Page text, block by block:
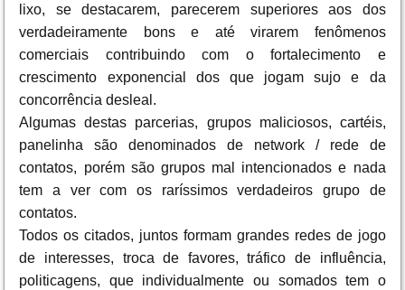
lixo, se destacarem, parecerem superiores aos dos
verdadeiramente bons e até virarem fenômenos
comerciais contribuindo com o fortalecimento e
crescimento exponencial dos que jogam sujo e da
concorrência desleal.
Algumas destas parcerias, grupos maliciosos, cartéis,
panelinha são denominados de network / rede de
contatos, porém são grupos mal intencionados e nada
tem a ver com os raríssimos verdadeiros grupo de
contatos.
Todos os citados, juntos formam grandes redes de jogo
de interesses, troca de favores, tráfico de influência,
politicagens, que individualmente ou somados tem o